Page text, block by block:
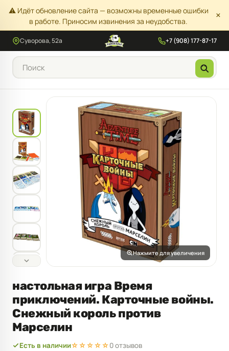
⚠️ Идёт обновление сайта — возможны временные ошибки
в работе. Приносим извинения за неудобства.
×
Суворова, 52а +7 (908) 177-87-17
Нажмите для увеличения
настольная игра Время
приключений. Карточные войны.
Снежный король против
Марселин
Есть в наличии☆☆☆☆☆0 отзывов